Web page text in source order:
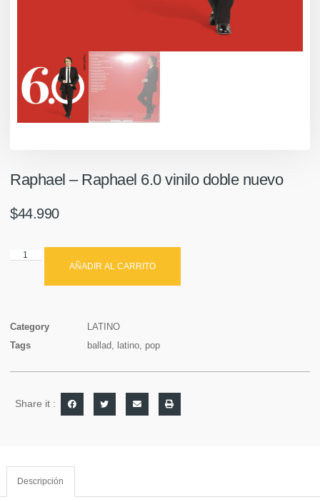
Raphael – Raphael 6.0 vinilo doble nuevo
$44.990
AÑADIR AL CARRITO
Category
LATINO
Tags
ballad, latino, pop
Share it :
Descripción